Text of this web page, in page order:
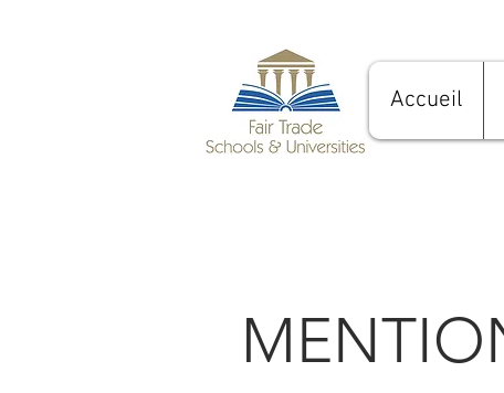
Accueil